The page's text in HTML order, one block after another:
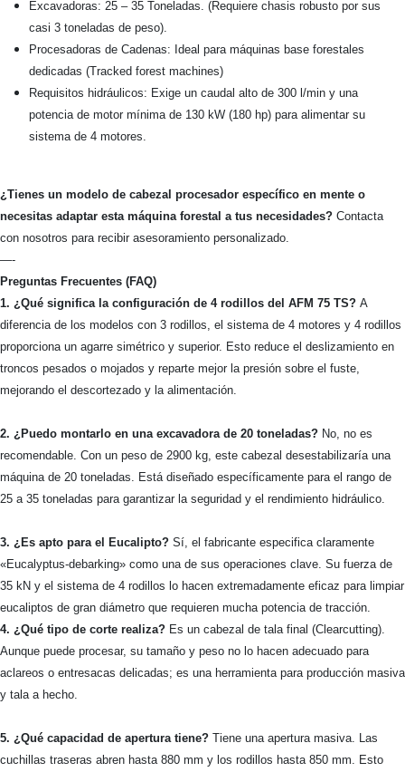
Excavadoras: 25 – 35 Toneladas. (Requiere chasis robusto por sus
casi 3 toneladas de peso).
Procesadoras de Cadenas: Ideal para máquinas base forestales
dedicadas (Tracked forest machines)
Requisitos hidráulicos: Exige un caudal alto de 300 l/min y una
potencia de motor mínima de 130 kW (180 hp) para alimentar su
sistema de 4 motores.
¿Tienes un modelo de cabezal procesador específico en mente o
necesitas adaptar esta máquina forestal a tus necesidades? Contacta
con nosotros para recibir asesoramiento personalizado.
—-
Preguntas Frecuentes (FAQ)
1. ¿Qué significa la configuración de 4 rodillos del AFM 75 TS? A
diferencia de los modelos con 3 rodillos, el sistema de 4 motores y 4 rodillos
proporciona un agarre simétrico y superior. Esto reduce el deslizamiento en
troncos pesados o mojados y reparte mejor la presión sobre el fuste,
mejorando el descortezado y la alimentación.
2. ¿Puedo montarlo en una excavadora de 20 toneladas? No, no es
recomendable. Con un peso de 2900 kg, este cabezal desestabilizaría una
máquina de 20 toneladas. Está diseñado específicamente para el rango de
25 a 35 toneladas para garantizar la seguridad y el rendimiento hidráulico.
3. ¿Es apto para el Eucalipto? Sí, el fabricante especifica claramente
«Eucalyptus-debarking» como una de sus operaciones clave. Su fuerza de
35 kN y el sistema de 4 rodillos lo hacen extremadamente eficaz para limpiar
eucaliptos de gran diámetro que requieren mucha potencia de tracción.
4. ¿Qué tipo de corte realiza? Es un cabezal de tala final (Clearcutting).
Aunque puede procesar, su tamaño y peso no lo hacen adecuado para
aclareos o entresacas delicadas; es una herramienta para producción masiva
y tala a hecho.
5. ¿Qué capacidad de apertura tiene? Tiene una apertura masiva. Las
cuchillas traseras abren hasta 880 mm y los rodillos hasta 850 mm. Esto